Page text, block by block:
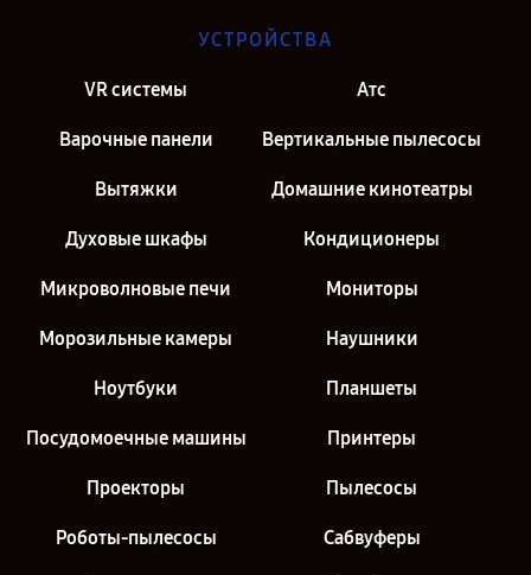
УСТРОЙСТВА
VR системы Атс
Варочные панели Вертикальные пылесосы
Вытяжки Домашние кинотеатры
Духовые шкафы Кондиционеры
Микроволновые печи Мониторы
Морозильные камеры Наушники
Ноутбуки Планшеты
Посудомоечные машины Принтеры
Проекторы Пылесосы
Роботы-пылесосы Сабвуферы